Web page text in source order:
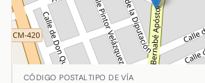
Ubicación de Antonio Machado en
CÓDIGO POSTAL TIPO DE VÍA